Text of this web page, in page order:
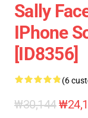
Sally
IPhone
[ID8356]
(6
₩30,144